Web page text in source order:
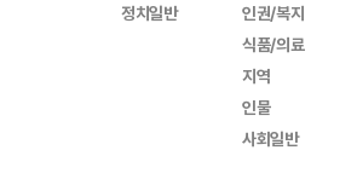
정치일반
인권/복지
식품/의료
지역
인물
사회일반